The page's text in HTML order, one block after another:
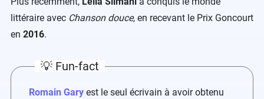
littéraire avec Chanson douce, en recevant le Prix Goncourt
en 2016.
💡 Fun-fact
Romain Gary est le seul écrivain à avoir obtenu